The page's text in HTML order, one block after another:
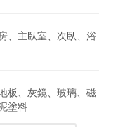
、主臥室、次臥、浴
板、灰鏡、玻璃、磁
塗料